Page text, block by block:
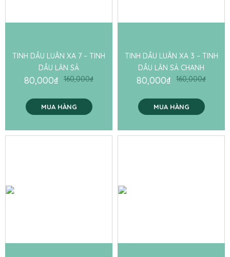
TINH DẦU LUÂN XA 7 – TINH
DẦU LĂN SẢ
160,000₫
80,000₫
MUA HÀNG
TINH DẦU LUÂN XA 3 – TINH
DẦU LĂN SẢ CHANH
160,000₫
80,000₫
MUA HÀNG